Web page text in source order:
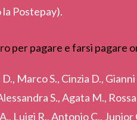
Postepay).
Marco S., Cinzia D.,
S., Agata M.,
Luigi R., Antonio C.,